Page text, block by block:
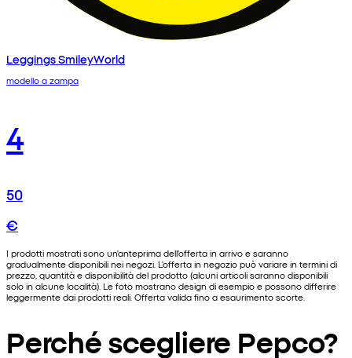
Leggings SmileyWorld
modello a zampa
4
50
€
I prodotti mostrati sono un'anteprima dell'offerta in arrivo e saranno
gradualmente disponibili nei negozi. L'offerta in negozio può variare in termini di
prezzo, quantità e disponibilità del prodotto (alcuni articoli saranno disponibili
solo in alcune località). Le foto mostrano design di esempio e possono differire
leggermente dai prodotti reali. Offerta valida fino a esaurimento scorte.
Perché scegliere Pepco?